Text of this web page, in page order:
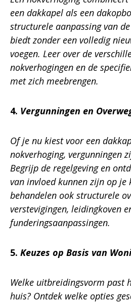
een dakkapel als een
structurele aanpassing van
biedt zonder een volledig
voegen. Leer over de
nokverhogingen en de
met zich meebrengen.
4. Vergunningen en
Of je nu kiest voor een
nokverhoging, vergunningen
Begrijp de regelgeving en
van invloed kunnen zijn op je
behandelen ook structurele
verstevigingen, leidingkoven
funderingsaanpassingen.
5. Keuzes op Basis van
Welke uitbreidingsvorm past
huis? Ontdek welke opties